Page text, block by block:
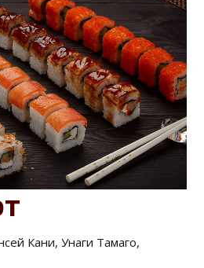
Кани, Унаги Тамаго,